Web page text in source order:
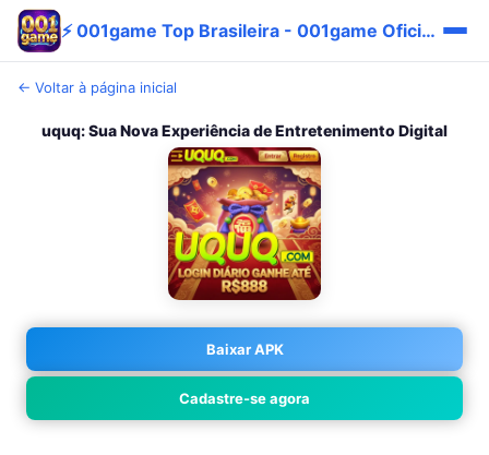
⚡ 001game Top Brasileira - 001game Oficial Pix Vantagem
← Voltar à página inicial
uquq: Sua Nova Experiência de Entretenimento Digital
Baixar APK
Cadastre-se agora